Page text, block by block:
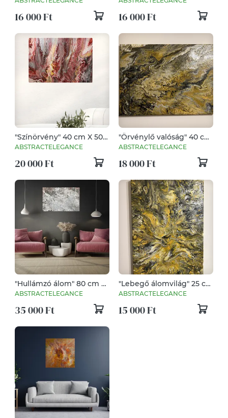
16 000 Ft 16 000 Ft
"Színörvény" 40 cm X 50
cm
ABSTRACTELEGANCE
20 000 Ft
"Örvénylő valóság" 40 cm
X 30 cm
ABSTRACTELEGANCE
18 000 Ft
"Hullámzó álom" 80 cm X
60 cm
ABSTRACTELEGANCE
35 000 Ft
"Lebegő álomvilág" 25 cm
X 35 cm
ABSTRACTELEGANCE
15 000 Ft